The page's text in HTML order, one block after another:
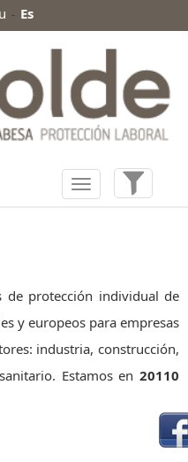
- Es
de protección individual de
y europeos para empresas
industria, construcción,
Estamos en 20110